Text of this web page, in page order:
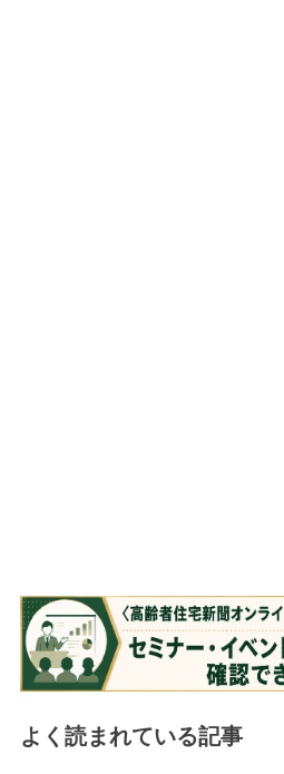
よく読まれている記事